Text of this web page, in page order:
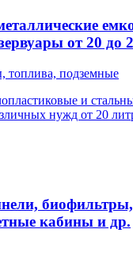
от 20 до
и
нужд от 20
кабины и др.